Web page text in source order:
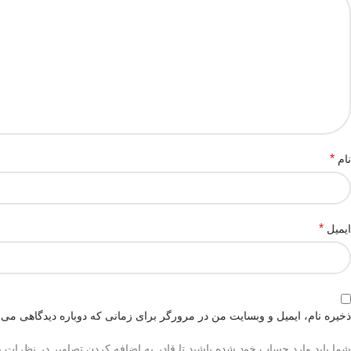
نام *
ایمیل *
ذخیره نام، ایمیل و وبسایت من در مرورگر برای زمانی که دوباره دیدگاهی
شما باید وارد حساب خود شده باشید تا قادر به اضافه کردن تصاویر در نظرات